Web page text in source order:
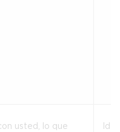
usted, lo que